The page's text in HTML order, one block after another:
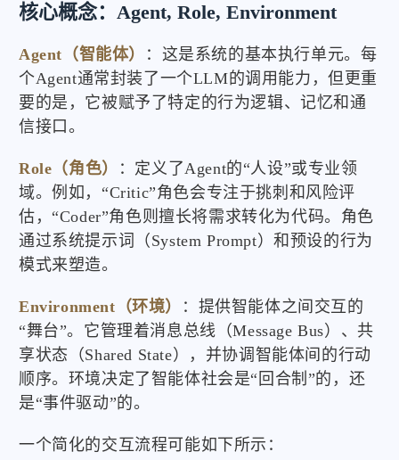
核心概念：Agent, Role, Environment
Agent（智能体）
：这是系统的基本执行单元。每
个Agent通常封装了一个LLM的调用能力，但更重
要的是，它被赋予了特定的行为逻辑、记忆和通
信接口。
Role（角色）
：定义了Agent的“人设”或专业领
域。例如，“Critic”角色会专注于挑刺和风险评
估，“Coder”角色则擅长将需求转化为代码。角色
通过系统提示词（System Prompt）和预设的行为
模式来塑造。
Environment（环境）
：提供智能体之间交互的
“舞台”。它管理着消息总线（Message Bus）、共
享状态（Shared State），并协调智能体间的行动
顺序。环境决定了智能体社会是“回合制”的，还
是“事件驱动”的。
一个简化的交互流程可能如下所示：